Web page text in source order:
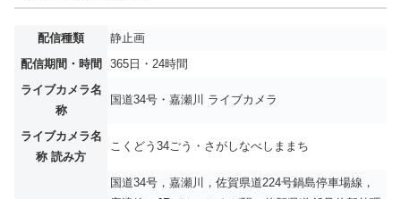
配信種類
静止画
配信期間・時間
365日・24時間
ライブカメラ名
称
国道34号・嘉瀬川 ライブカメラ
ライブカメラ名
称 読み方
こくどう34ごう・さがしなべしままち
国道34号，嘉瀬川，佐賀県道224号鍋島停車場線，